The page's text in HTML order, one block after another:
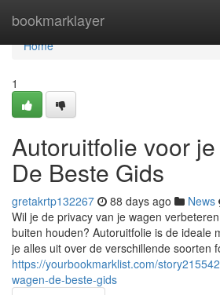
bookmarklayer
Home
Home
1
Autoruitfolie voor
De Beste Gids
gretakrtp132267 88 days ago News
Wil je de privacy van je wagen
buiten houden? Autoruitfolie is de ideale
je alles uit over de verschillende soorten
https://yourbookmarklist.com/
wagen-de-beste-gids